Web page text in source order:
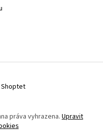
práva vyhrazena. Upravit